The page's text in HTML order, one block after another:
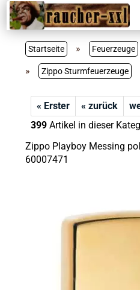
Startseite » Feuerzeuge
» Zippo Sturmfeuerzeuge
« Erster « zurück
399Artikel in dieser
Zippo Playboy Messing
60007471